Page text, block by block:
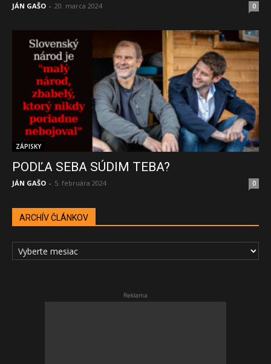
JÁN GAŠO - 20. marca 2024 0
ZÁPISKY
PODĽA SEBA SÚDIM TEBA?
JÁN GAŠO - 5. februára 2024 0
ARCHÍV ČLÁNKOV
ARCHÍV
ČLÁNKOV
Reklama